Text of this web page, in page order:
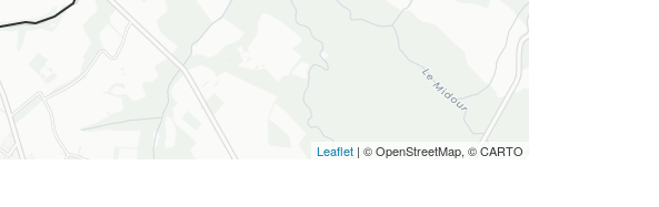
Leaflet | © OpenStreetMap, © CARTO